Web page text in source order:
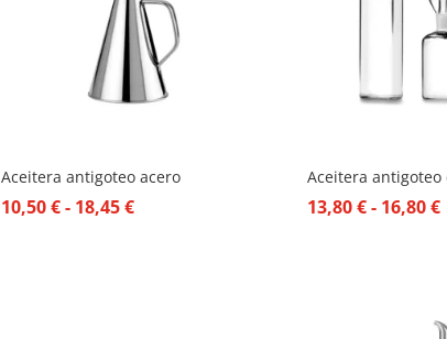
Aceitera antigoteo acero
10,50€- 18,45€Rango
Aceitera
13,80€- 16,80€